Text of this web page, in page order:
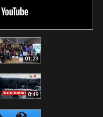
01:23
0:49